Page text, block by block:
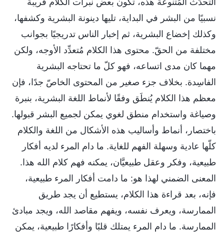
نسبيًا من البشر في البداية، تليها دينونة البشرية وكشفها،
وكذلك إخضاع البشرية، ثم إخبار الناس تدريجيًا بجوانب
مختلفة من الحقّ. محتوى هذا الكلام مُتعدِّد الأوجه، ولكن
مهما كان مدى اتساعه، فهو كلّ ما تحتاجه البشرية
الفاسِدة. بخلاف جزء صغير من المحتوى الخاصّ جدًا، فإن
معظم هذا الكلام يُنطَق وفقًا لأنماط اللغة البشرية، بنبرة
وصياغة واستخدام منطق لغوي يمكن لجميع البشر قبولها.
باختصار، أنماط وأساليب هذه الأشكال من اللغة والكلام
كلّها عادية وسهلة الفهم للغاية. ما دام المرء لديه أفكار
طبيعية، وفكر وعقل طبيعيَّان، يمكنه فهم كلام الله هذا.
المعنى الضمني لهذا هو: ما دامت أفكار المرء طبيعية،
فإنه، بعد قراءة هذا الكلام، يستطيع أن يجد طريق
الممارسة، ويعرف نفسه، ويفهم مقاصد الله، ويجد مبادئ
الممارسة. ما دام المرء يمتلك قلبًا وأفكارًا طبيعية، يمكن